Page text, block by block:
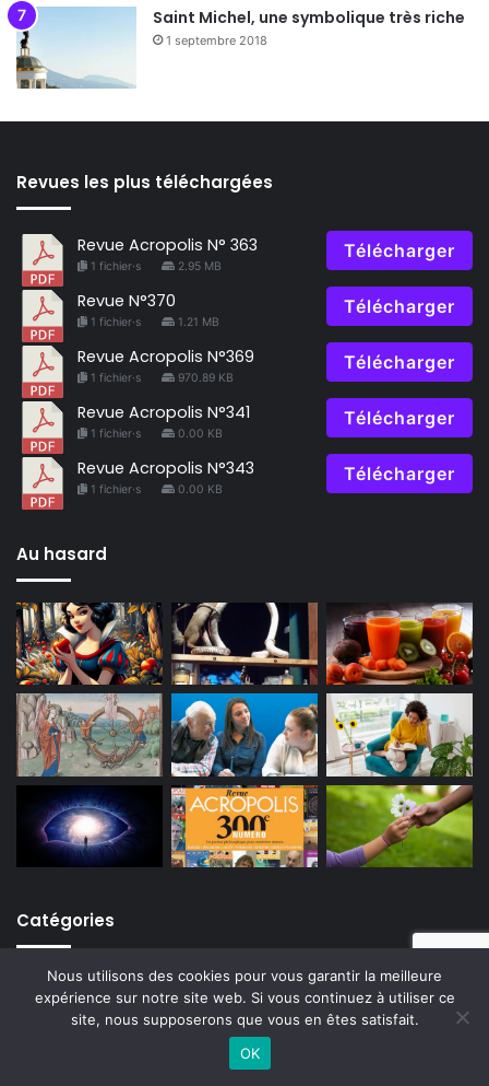
Saint Michel, une symbolique très riche
1 septembre 2018
Revues les plus téléchargées
Revue Acropolis N° 363
1 fichier·s 2.95 MB
Télécharger
Revue N°370
1 fichier·s 1.21 MB
Télécharger
Revue Acropolis N°369
1 fichier·s 970.89 KB
Télécharger
Revue Acropolis N°341
1 fichier·s 0.00 KB
Télécharger
Revue Acropolis N°343
1 fichier·s 0.00 KB
Télécharger
Au hasard
Catégories
Philosophie
Société 320
Nous utilisons des cookies pour vous garantir la meilleure
expérience sur notre site web. Si vous continuez à utiliser ce
site, nous supposerons que vous en êtes satisfait.
OK